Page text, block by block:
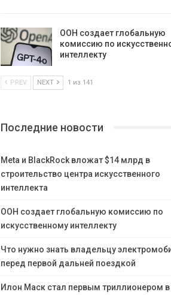
ООН создает глобальную
комиссию по
интеллекту
PREV NEXT 1 из 141
Последние новости
Meta и BlackRock вложат $14 млрд в
строительство центра искусственного
интеллекта
ООН создает глобальную комиссию по
искусственному интеллекту
Что нужно знать владельцу
перед первой дальней поездкой
Илон Маск стал первым триллионером в